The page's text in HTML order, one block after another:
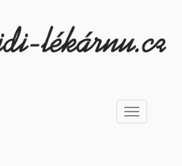
Toggle
navigation